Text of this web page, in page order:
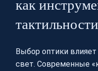
как
тактильности
Выбор оптики
свет. Современные